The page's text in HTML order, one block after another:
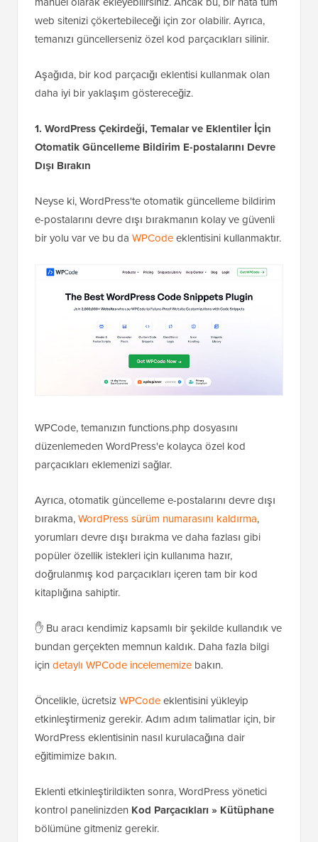
web sitenizi çökertebileceği için zor olabilir. Ayrıca,
temanızı güncellerseniz özel kod parçacıkları silinir.
Aşağıda, bir kod parçacığı eklentisi kullanmak olan
daha iyi bir yaklaşım göstereceğiz.
1. WordPress Çekirdeği, Temalar ve Eklentiler İçin
Otomatik Güncelleme Bildirim E-postalarını Devre
Dışı Bırakın
Neyse ki, WordPress'te otomatik güncelleme bildirim
e-postalarını devre dışı bırakmanın kolay ve güvenli
bir yolu var ve bu da WPCodeeklentisini kullanmaktır.
WPCode, temanızın functions.php dosyasını
düzenlemeden WordPress'e kolayca özel kod
parçacıkları eklemenizi sağlar.
Ayrıca, otomatik güncelleme e-postalarını devre dışı
bırakma,WordPress sürüm numarasını kaldırma,
yorumları devre dışı bırakma ve daha fazlası gibi
popüler özellik istekleri için kullanıma hazır,
doğrulanmış kod parçacıkları içeren tam bir kod
kitaplığına sahiptir.
✋ Bu aracı kendimiz kapsamlı bir şekilde kullandık ve
bundan gerçekten memnun kaldık. Daha fazla bilgi
için detaylı WPCode incelememize bakın.
Öncelikle, ücretsizWPCodeeklentisini yükleyip
etkinleştirmeniz gerekir. Adım adım talimatlar için, bir
WordPress eklentisinin nasıl kurulacağına dair
eğitimimize bakın.
Eklenti etkinleştirildikten sonra, WordPress yönetici
kontrol panelinizden Kod Parçacıkları » Kütüphane
bölümüne gitmeniz gerekir.